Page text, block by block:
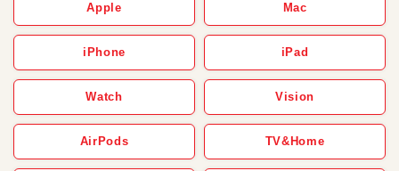
Apple Mac
iPhone iPad
Watch Vision
AirPods TV&Home